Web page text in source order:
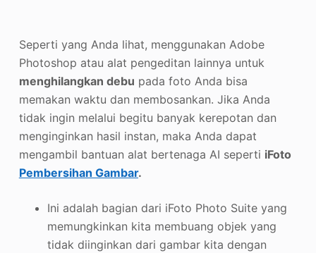
Seperti yang Anda lihat, menggunakan Adobe
Photoshop atau alat pengeditan lainnya untuk
menghilangkan debu pada foto Anda bisa
memakan waktu dan membosankan. Jika Anda
tidak ingin melalui begitu banyak kerepotan dan
menginginkan hasil instan, maka Anda dapat
mengambil bantuan alat bertenaga AI seperti iFoto
Pembersihan Gambar.
Ini adalah bagian dari iFoto Photo Suite yang
memungkinkan kita membuang objek yang
tidak diinginkan dari gambar kita dengan